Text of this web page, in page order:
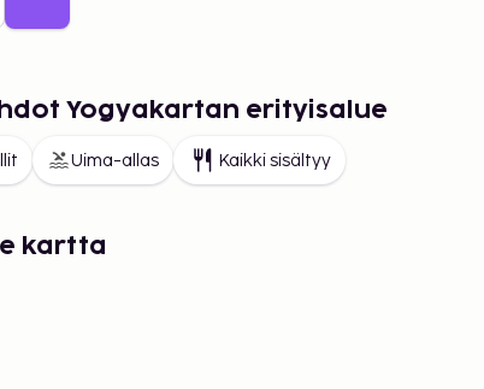
Yogyakartan erityisalue
Uima-allas Kaikki sisältyy
kartta